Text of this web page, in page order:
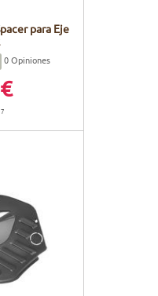
para Eje
0Opiniones